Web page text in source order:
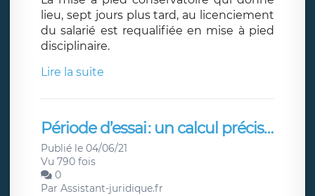
lieu, sept jours plus tard, au licenciement
du salarié est requalifiée en mise à pied
disciplinaire.
Lire la suite
Période d’essai : un calcul précis…
Publié le 04/06/21
Vu 790 fois
0
Par Assistant-juridique.fr